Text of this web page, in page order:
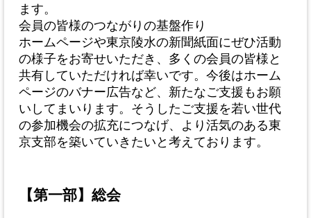
ます。
会員の皆様のつながりの基盤作り
ホームページや東京陵水の新聞紙面にぜひ活動
の様子をお寄せいただき、多くの会員の皆様と
共有していただければ幸いです。今後はホーム
ページのバナー広告など、新たなご支援もお願
いしてまいります。そうしたご支援を若い世代
の参加機会の拡充につなげ、より活気のある東
京支部を築いていきたいと考えております。
【第一部】総会